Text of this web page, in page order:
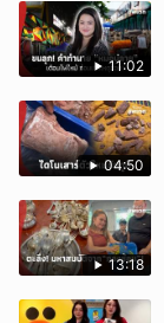
11:02
04:50
13:18